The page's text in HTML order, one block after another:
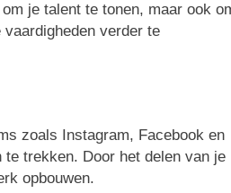
je talent te tonen, maar ook
verder te
zoals Instagram, Facebook en
trekken. Door het delen van je
opbouwen.